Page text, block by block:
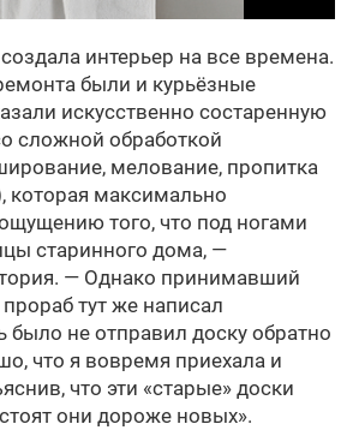
интерьер на все времена.
были и курьёзные
искусственно состаренную
сложной обработкой
мелование, пропитка
которая максимально
того, что под ногами
старинного дома, —
— Однако принимавший
тут же написал
было не отправил доску обратно
что я вовремя приехала и
что эти «старые» доски
они дороже новых».